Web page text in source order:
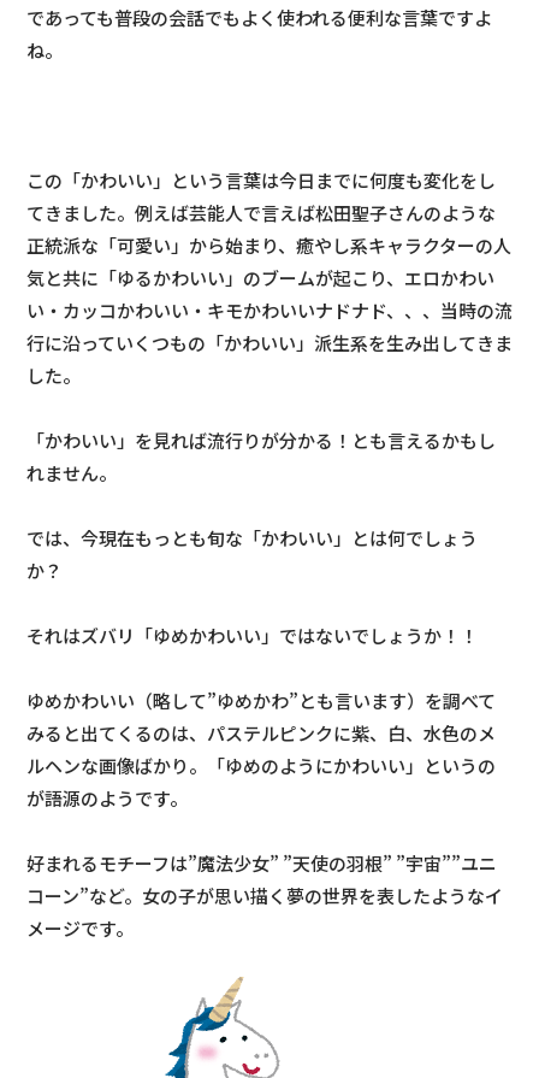
であっても普段の会話でもよく使われる便利な言葉ですよ
ね。
この「かわいい」という言葉は今日までに何度も変化をし
てきました。例えば芸能人で言えば松田聖子さんのような
正統派な「可愛い」から始まり、癒やし系キャラクターの人
気と共に「ゆるかわいい」のブームが起こり、エロかわい
い・カッコかわいい・キモかわいいナドナド、、、当時の流
行に沿っていくつもの「かわいい」派生系を生み出してきま
した。
「かわいい」を見れば流行りが分かる！とも言えるかもし
れません。
では、今現在もっとも旬な「かわいい」とは何でしょう
か？
それはズバリ「ゆめかわいい」ではないでしょうか！！
ゆめかわいい（略して”ゆめかわ”とも言います）を調べて
みると出てくるのは、パステルピンクに紫、白、水色のメ
ルヘンな画像ばかり。「ゆめのようにかわいい」というの
が語源のようです。
好まれるモチーフは”魔法少女” ”天使の羽根” ”宇宙””ユニ
コーン”など。女の子が思い描く夢の世界を表したようなイ
メージです。